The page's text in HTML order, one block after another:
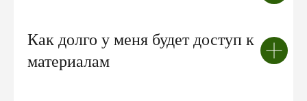
Как долго у меня будет доступ к
материалам